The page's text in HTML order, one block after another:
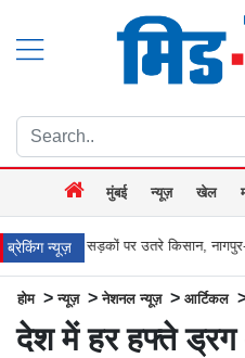
मुंबई न्यूज़ खेल
ब्रेकिंग न्यूज़
पर उतरे किसान, नागपुर-हैदराबाद राजमार्ग
होम >न्यूज़ >नेशनल न्यूज़ > आर्टिकल
देश में हर हफ्ते